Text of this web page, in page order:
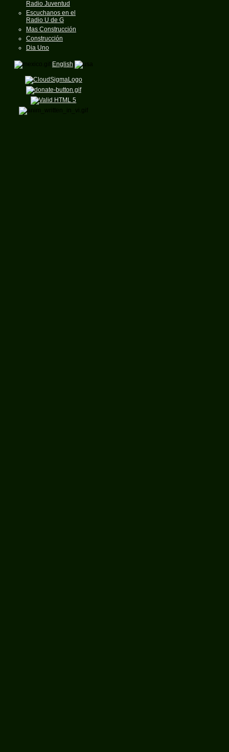
Radio Juventud
Escuchanos en el
Radio U de G
Mas Construcción
Construcción
Dia Uno
English